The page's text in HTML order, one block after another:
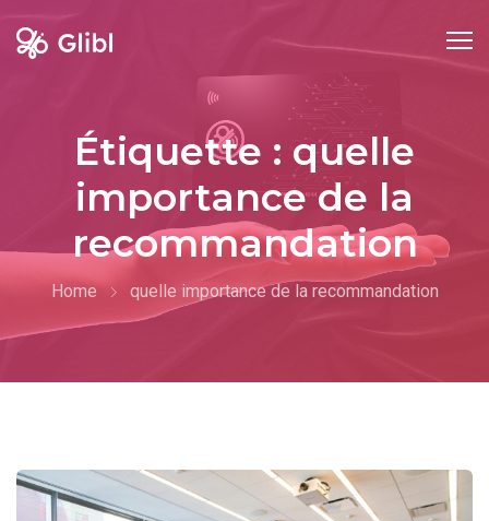
Skip
Étiquette : quelle
importance de la
recommandation
Home quelle importance de la recommandation